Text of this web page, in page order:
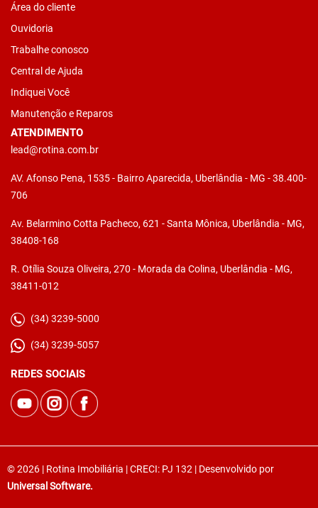
Área do cliente
Ouvidoria
Trabalhe conosco
Central de Ajuda
Indiquei Você
Manutenção e Reparos
ATENDIMENTO
lead@rotina.com.br
AV. Afonso Pena, 1535 - Bairro Aparecida, Uberlândia - MG - 38.400-
706
Av. Belarmino Cotta Pacheco, 621 - Santa Mônica, Uberlândia - MG,
38408-168
R. Otília Souza Oliveira, 270 - Morada da Colina, Uberlândia - MG,
38411-012
(34) 3239-5000
(34) 3239-5057
REDES SOCIAIS
© 2026 | Rotina Imobiliária | CRECI: PJ 132 | Desenvolvido por
Universal Software.